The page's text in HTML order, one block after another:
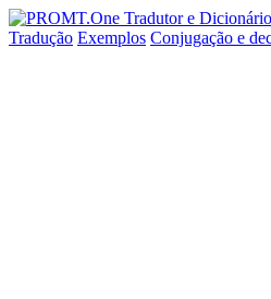
Tradução Exemplos Conjugação e